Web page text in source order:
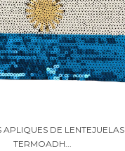
APLIQUES DE LENTEJUELAS
TERMOADH...